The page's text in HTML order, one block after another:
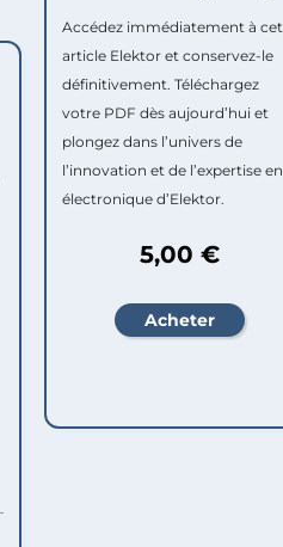
Accédez immédiatement à cet
article Elektor et conservez-le
définitivement. Téléchargez
votre PDF dès aujourd’hui et
plongez dans l’univers de
l’innovation et de l’expertise en
électronique d’Elektor.
5,00 €